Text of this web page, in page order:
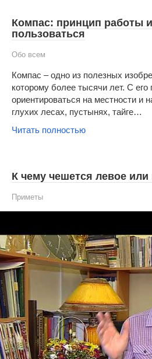
Компас: принцип работы
пользоваться
Обо всем
Компас – одно из полезных
которому более тысячи лет. С
ориентироваться на местности и
глухих лесах, пустынях, тайге…
Читать полностью
К чему чешется левое или
Приметы